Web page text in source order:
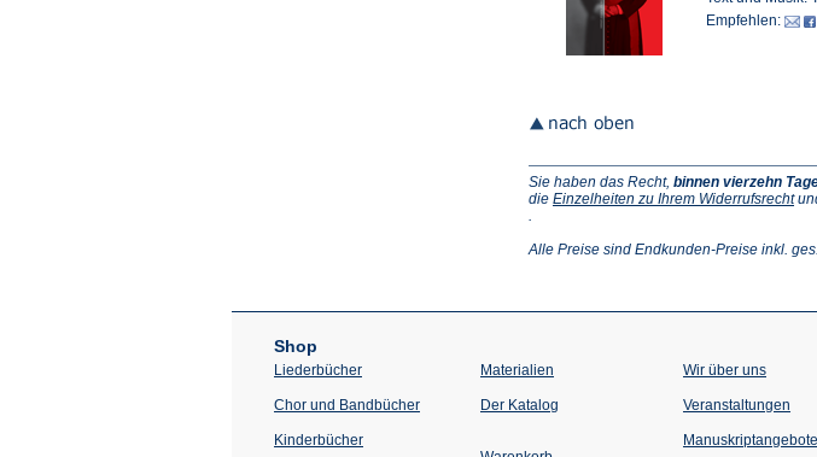
Empfehlen:
Sie haben das Recht, binnen vierzehn
die Einzelheiten zu Ihrem Widerrufsrecht
einem
.
Alle Preise sind Endkunden-Preise inkl.
Shop
Liederbücher
Chor und Bandbücher
Kinderbücher
Materialien
Der Katalog
Wir über uns
Veranstaltungen
Manuskriptangebote